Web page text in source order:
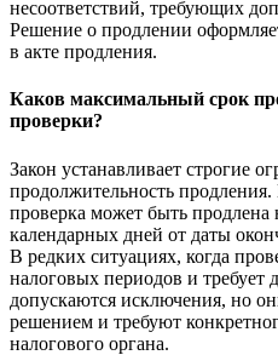
несоответствий, требующих
Решение о продлении
в акте продления.
Каков максимальный срок
проверки?
Закон устанавливает строгие
продолжительность
проверка может быть продлена
календарных дней от даты
В редких ситуациях, когда
налоговых периодов и требует
допускаются исключения, но
решением и требуют
налогового органа.